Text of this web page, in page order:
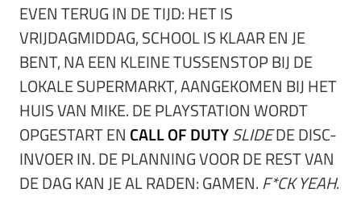
EVEN TERUG IN DE TIJD: HET IS
VRIJDAGMIDDAG, SCHOOL IS KLAAR EN JE
BENT, NA EEN KLEINE TUSSENSTOP BIJ DE
LOKALE SUPERMARKT, AANGEKOMEN BIJ HET
HUIS VAN MIKE. DE PLAYSTATION WORDT
OPGESTART EN CALL OF DUTYSLIDEDE DISC-
INVOER IN. DE PLANNING VOOR DE REST VAN
DE DAG KAN JE AL RADEN: GAMEN.F*CK YEAH.